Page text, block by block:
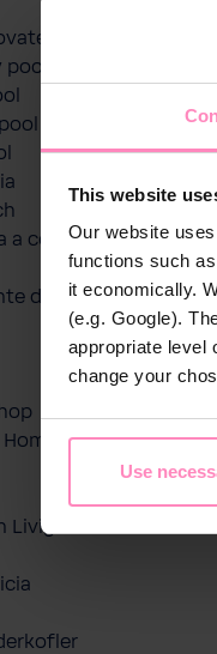
This website
Our website
functions such
it economically.
(e.g. Google).
appropriate level
change your
Use
my pool
a combustibile
di zona
App
Livigno